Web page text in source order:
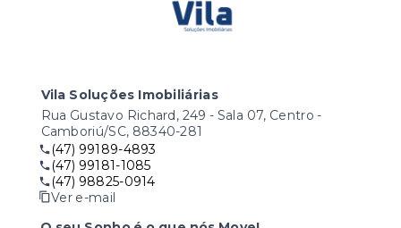
Vila Soluções Imobiliárias
Rua Gustavo Richard, 249 - Sala 07, Centro -
Camboriú/SC, 88340-281
(47) 99189-4893
(47) 99181-1085
(47) 98825-0914
Ver e-mail